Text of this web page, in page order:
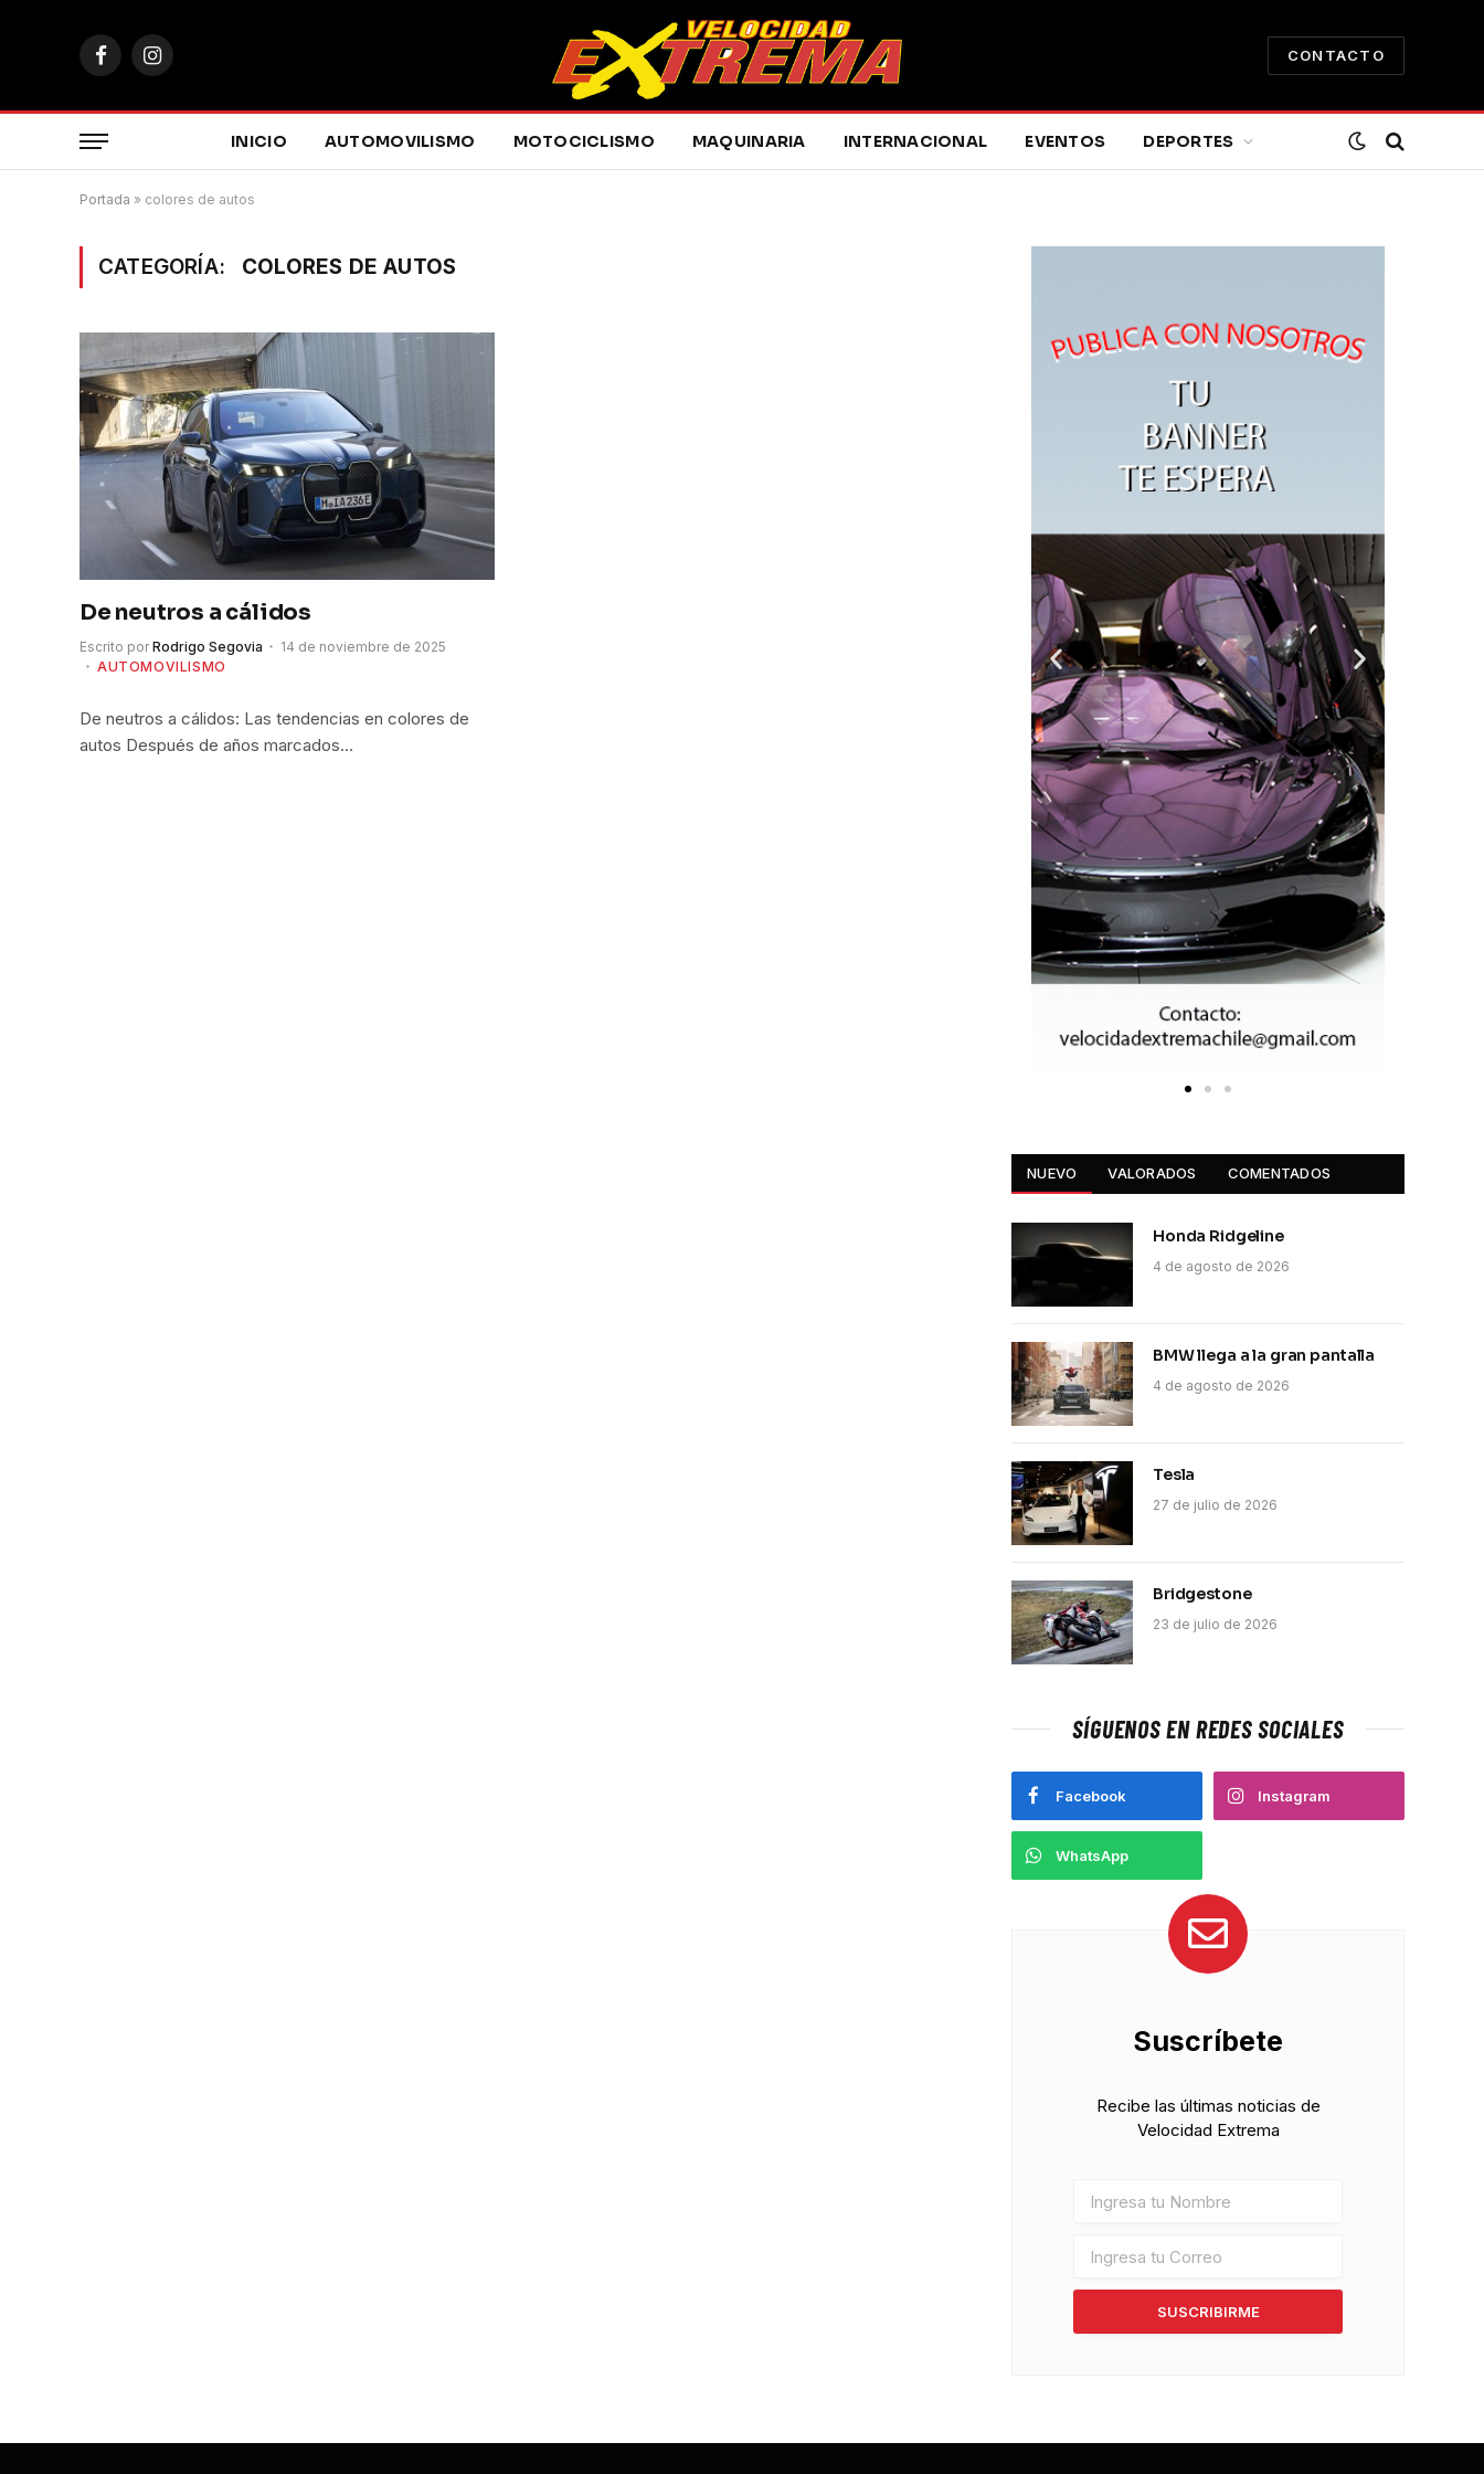
FacebookInstagram
CONTACTO
INICIO AUTOMOVILISMO MOTOCICLISMO MAQUINARIA INTERNACIONAL EVENTOS DEPORTES
Portada » colores de autos
CATEGORÍA: COLORES DE AUTOS
De neutros a cálidos
Escrito por Rodrigo Segovia
14 de noviembre de 2025
AUTOMOVILISMO
De neutros a cálidos: Las tendencias en colores de
autos Después de años marcados…
NUEVO VALORADOS COMENTADOS
Honda Ridgeline
4 de agosto de 2026
BMW llega a la gran pantalla
4 de agosto de 2026
Tesla
27 de julio de 2026
Bridgestone
23 de julio de 2026
SÍGUENOS EN REDES SOCIALES
Facebook Instagram
WhatsApp
Suscríbete
Recibe las últimas noticias de
Velocidad Extrema
SUSCRIBIRME